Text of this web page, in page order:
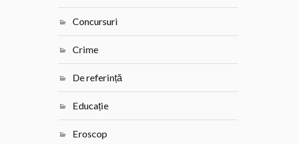
Concursuri
Crime
De referință
Educație
Eroscop